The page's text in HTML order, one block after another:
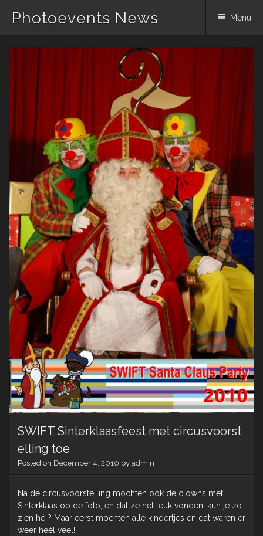
Photoevents News Menu
SWIFT Sinterklaasfeest met circusvoorst
elling toe
Posted on December 4, 2010 by admin
Na de circusvoorstelling mochten ook de clowns met
Sinterklaas op de foto, en dat ze het leuk vonden, kun je zo
zien hé ? Maar eerst mochten alle kindertjes en dat waren er
weer héél veel!